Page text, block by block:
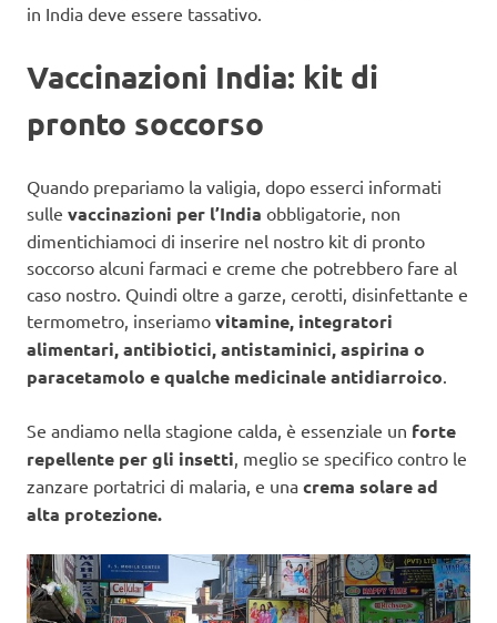
in India deve essere tassativo.
Vaccinazioni India: kit di
pronto soccorso
Quando prepariamo la valigia, dopo esserci informati
sulle vaccinazioni per l’India obbligatorie, non
dimentichiamoci di inserire nel nostro kit di pronto
soccorso alcuni farmaci e creme che potrebbero fare al
caso nostro. Quindi oltre a garze, cerotti, disinfettante e
termometro, inseriamo vitamine, integratori
alimentari, antibiotici, antistaminici, aspirina o
paracetamolo e qualche medicinale antidiarroico
Se andiamo nella stagione calda, è essenziale un forte
repellente per gli insetti , meglio se specifico contro le
zanzare portatrici di malaria, e una crema solare ad
alta protezione.